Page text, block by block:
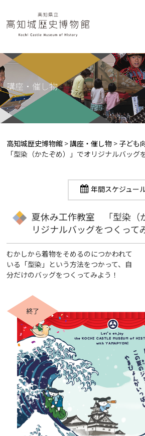
講座・催し物
高知城歴史博物館 >講座・催し物 > 子ども
「型染（かたぞめ）」でオリジナルバッグ
年間スケジュー
夏休み工作教室 「型染（
リジナルバッグをつくって
むかしから着物をそめるのにつかわれて
いる「型染」という方法をつかって、自
分だけのバッグをつくってみよう！
終了